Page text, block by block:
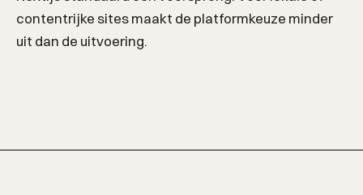
contentrijke sites maakt de platformkeuze minder
uit dan de uitvoering.